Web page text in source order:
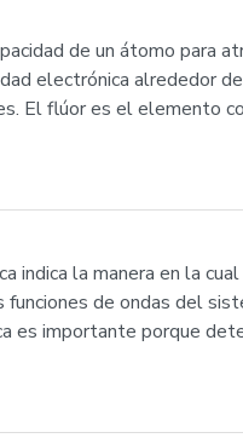
de un átomo para
electrónica alrededor
El flúor es el elemento
indica la manera en la
de ondas del
es importante porque